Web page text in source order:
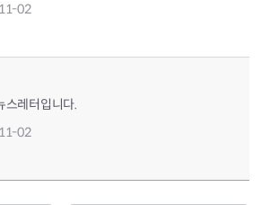
02
스레터입니다.
02